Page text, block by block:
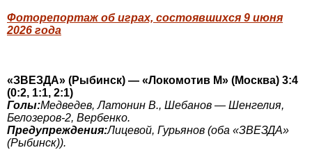
Фоторепортаж об играх, состоявшихся 9 июня
2026 года
«ЗВЕЗДА» (Рыбинск) — «Локомотив М» (Москва) 3:4
(0:2, 1:1, 2:1)
Голы:Медведев, Латонин В., Шебанов — Шенгелия,
Белозеров-2, Вербенко.
Предупреждения:Лицевой, Гурьянов (оба «ЗВЕЗДА»
(Рыбинск)).